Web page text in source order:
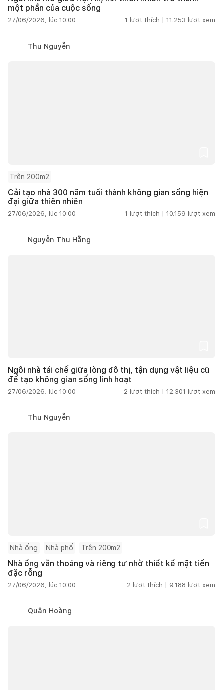
một phần của cuộc sống
27/06/2026, lúc 10:00 1 lượt thích | 11.253 lượt xem
Thu Nguyễn
Trên 200m2
Cải tạo nhà 300 năm tuổi thành không gian sống hiện
đại giữa thiên nhiên
27/06/2026, lúc 10:00 1 lượt thích | 10.159 lượt xem
Nguyễn Thu Hằng
Ngôi nhà tái chế giữa lòng đô thị, tận dụng vật liệu cũ
để tạo không gian sống linh hoạt
27/06/2026, lúc 10:00 2 lượt thích | 12.301 lượt xem
Thu Nguyễn
Nhà ống Nhà phố Trên 200m2
Nhà ống vẫn thoáng và riêng tư nhờ thiết kế mặt tiền
đặc rỗng
27/06/2026, lúc 10:00 2 lượt thích | 9.188 lượt xem
Quân Hoàng